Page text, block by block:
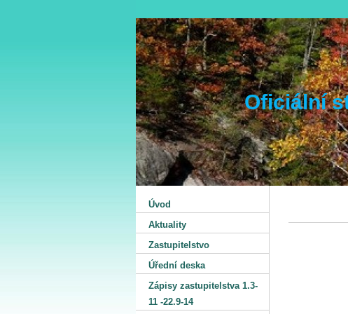
Oficiální
Úvod
Aktuality
Zastupitelstvo
Úřední deska
Zápisy zastupitelstva 1.3-
11 -22.9-14